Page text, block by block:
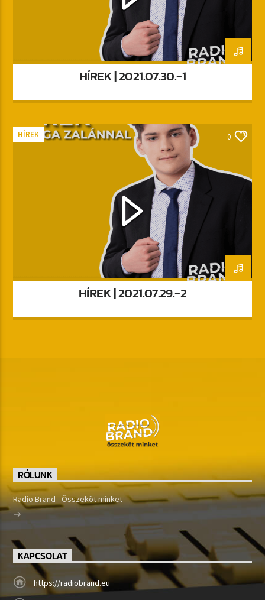
HÍREK | 2021.07.30.-1
HÍREK 0
HÍREK | 2021.07.29.-2
RÓLUNK
Radio Brand - Összeköt minket
KAPCSOLAT
https://radiobrand.eu